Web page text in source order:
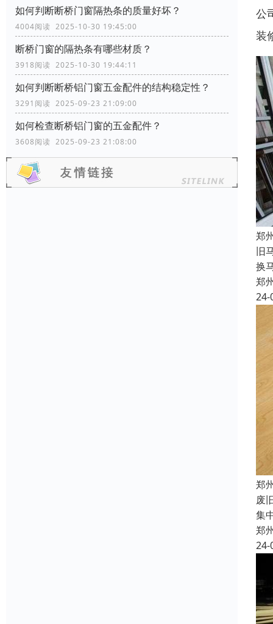
如何判断断桥门窗隔热条的质量好坏？
4004阅读 2025-10-30 19:45:00
断桥门窗的隔热条有哪些材质？
3918阅读 2025-10-30 19:44:11
如何判断断桥铝门窗五金配件的结构稳定性？
3291阅读 2025-09-23 21:09:00
如何检查断桥铝门窗的五金配件？
3608阅读 2025-09-23 21:08:00
公
装
郑
旧
换
郑
24-
郑
废
集
郑
24-